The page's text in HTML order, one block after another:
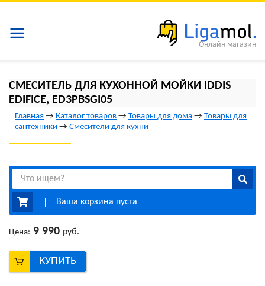
СМЕСИТЕЛЬ ДЛЯ КУХОННОЙ МОЙКИ IDDIS
EDIFICE, ED3PBSGI05
Главная → Каталог товаров → Товары для дома → Товары для
сантехники → Смесители для кухни
Ваша корзина пуста
Цена: 9 990 руб.
КУПИТЬ
Онлайн магазин